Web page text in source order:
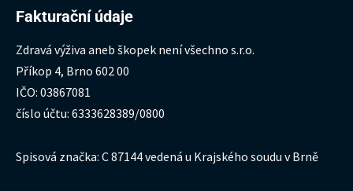
Fakturační údaje
Zdravá výživa aneb škopek není všechno s.r.o.
Příkop 4, Brno 602 00
IČO: 03867081
číslo účtu: 6333628389/0800
Spisová značka: C 87144 vedená u Krajského soudu v Brně